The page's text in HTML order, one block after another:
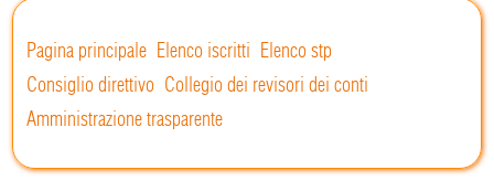
Pagina principale Elenco iscritti Elenco stp
Consiglio direttivo Collegio dei revisori dei conti
Amministrazione trasparente